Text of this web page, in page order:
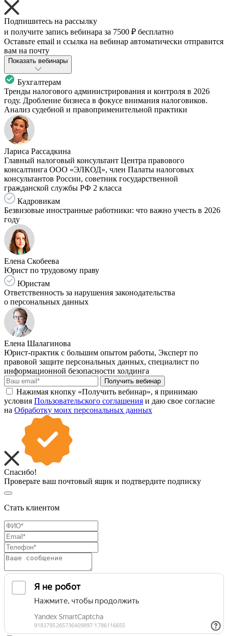
Подпишитесь на рассылку
и получите запись вебинара за 7500 ₽ бесплатно
Оставьте email и ссылка на вебинар автоматически отправится
вам на почту
Показать вебинары
Бухгалтерам
Тренды налогового администрирования и контроля в 2026
году. Дробление бизнеса в фокусе внимания налоговиков.
Анализ судебной и правоприменительной практики
Лариса Рассадкина
Главный налоговый консультант Центра правового
консалтинга ООО «ЭЛКОД», член Палаты налоговых
консультантов России, советник государственной
гражданской службы РФ 2 класса
Кадровикам
Безвизовые иностранные работники: что важно учесть в 2026
году
Елена Скобеева
Юрист по трудовому праву
Юристам
Ответственность за нарушения законодательства
о персональных данных
Елена Шалагинова
Юрист-практик с большим опытом работы, Эксперт по
правовой защите персональных данных, специалист по
информационной безопасности холдинга
Получить вебинар
Нажимая кнопку «Получить вебинар», я принимаю
условия Пользовательского соглашения и даю свое согласие
на Обработку моих персональных данных
Спасибо!
Проверьте ваш почтовый ящик и подтвердите подписку
Стать клиентом